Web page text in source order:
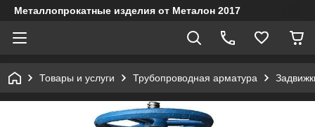
Металлопрокатные изделия от Металон 2017
Товары и услуги Трубопроводная арматура